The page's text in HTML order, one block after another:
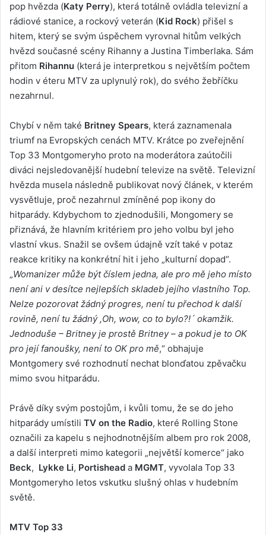
pop hvězda (Katy Perry), která totálně ovládla televizní a
rádiové stanice, а rockový veterán (Kid Rock) přišel s
hitem, který se svým úspěchem vyrovnal hitům velkých
hvězd současné scény Rihanny a Justina Timberlaka. Sám
přitom Rihannu (která je interpretkou s největším počtem
hodin v éteru MTV za uplynulý rok), do svého žebříčku
nezahrnul.
Chybí v něm také Britney Spears, která zaznamenala
triumf na Evropských cenách MTV. Krátce po zveřejnění
Top 33 Montgomeryho proto na moderátora zaútočili
diváci nejsledovanější hudební televize na světě. Televizní
hvězda musela následně publikovat nový článek, v kterém
vysvětluje, proč nezahrnul zmíněné pop ikony do
hitparády. Kdybychom to zjednodušili, Mongomery se
přiznává, že hlavním kritériem pro jeho volbu byl jeho
vlastní vkus. Snažil se ovšem údajně vzít také v potaz
reakce kritiky na konkrétní hit i jeho „kulturní dopad“.
„Womanizer může být číslem jedna, ale pro mě jeho místo
není ani v desítce nejlepších skladeb jejího vlastního Top.
Nelze pozorovat žádný progres, není tu přechod k další
rovině, není tu žádný ,Oh, wow, co to bylo?!´ okamžik.
Jednoduše – Britney je prostě Britney – a pokud je to OK
pro její fanoušky, není to OK pro mě,“ obhajuje
Montgomery své rozhodnutí nechat blonďatou zpěvačku
mimo svou hitparádu.
Právě díky svým postojům, i kvůli tomu, že se do jeho
hitparády umístili TV on the Radio, které Rolling Stone
označili za kapelu s nejhodnotnějším albem pro rok 2008,
a další interpreti mimo kategorii „největší komerce“ jako
Beck, Lykke Li, Portishead a MGMT, vyvolala Top 33
Montgomeryho letos vskutku slušný ohlas v hudebním
světě.
MTV Top 33